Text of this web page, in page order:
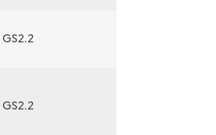
GS2.2
GS2.2